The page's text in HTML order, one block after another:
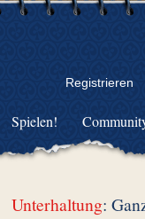
Registrieren
Spielen!
Unterhaltung: